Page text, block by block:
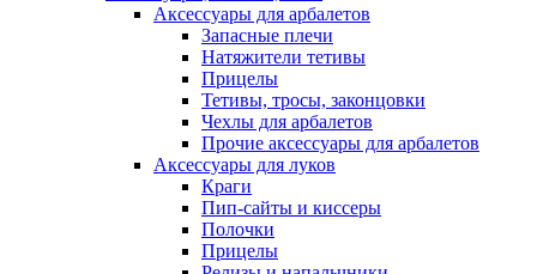
Аксессуары для арбалетов
Запасные плечи
Натяжители тетивы
Прицелы
Тетивы, тросы, законцовки
Чехлы для арбалетов
Прочие аксессуары для арбалетов
Аксессуары для луков
Краги
Пип-сайты и киссеры
Полочки
Прицелы